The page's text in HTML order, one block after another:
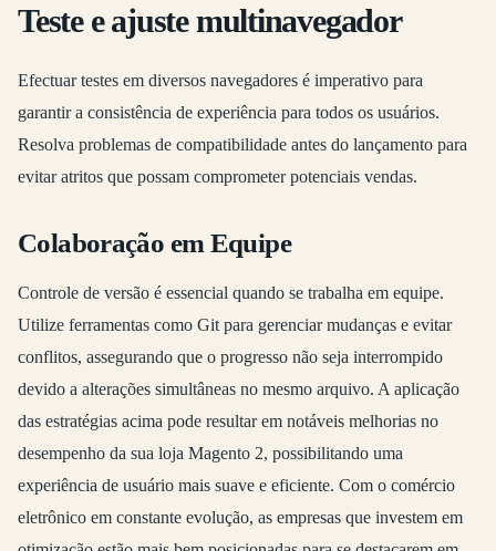
Teste e ajuste multinavegador
Efectuar testes em diversos navegadores é imperativo para
garantir a consistência de experiência para todos os usuários.
Resolva problemas de compatibilidade antes do lançamento para
evitar atritos que possam comprometer potenciais vendas.
Colaboração em Equipe
Controle de versão é essencial quando se trabalha em equipe.
Utilize ferramentas como Git para gerenciar mudanças e evitar
conflitos, assegurando que o progresso não seja interrompido
devido a alterações simultâneas no mesmo arquivo. A aplicação
das estratégias acima pode resultar em notáveis melhorias no
desempenho da sua loja Magento 2, possibilitando uma
experiência de usuário mais suave e eficiente. Com o comércio
eletrônico em constante evolução, as empresas que investem em